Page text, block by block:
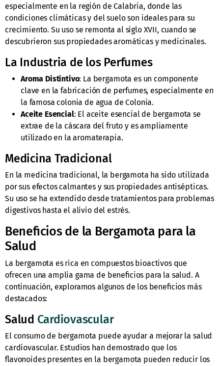
especialmente en la región de Calabria, donde las
condiciones climáticas y del suelo son ideales para su
crecimiento. Su uso se remonta al siglo XVII, cuando se
descubrieron sus propiedades aromáticas y medicinales.
La Industria de los Perfumes
Aroma Distintivo: La bergamota es un componente
clave en la fabricación de perfumes, especialmente en
la famosa colonia de agua de Colonia.
Aceite Esencial: El aceite esencial de bergamota se
extrae de la cáscara del fruto y es ampliamente
utilizado en la aromaterapia.
Medicina Tradicional
En la medicina tradicional, la bergamota ha sido utilizada
por sus efectos calmantes y sus propiedades antisépticas.
Su uso se ha extendido desde tratamientos para problemas
digestivos hasta el alivio del estrés.
Beneficios de la Bergamota para la
Salud
La bergamota es rica en compuestos bioactivos que
ofrecen una amplia gama de beneficios para la salud. A
continuación, exploramos algunos de los beneficios más
destacados:
Salud Cardiovascular
El consumo de bergamota puede ayudar a mejorar la salud
cardiovascular. Estudios han demostrado que los
flavonoides presentes en la bergamota pueden reducir los